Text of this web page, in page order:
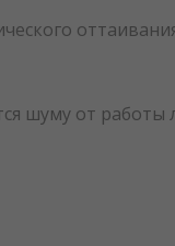
шуму от работы